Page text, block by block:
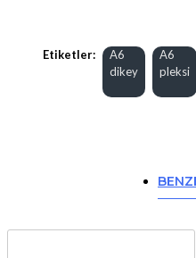
Etiketler:
A6
dikey
A6
pleksi